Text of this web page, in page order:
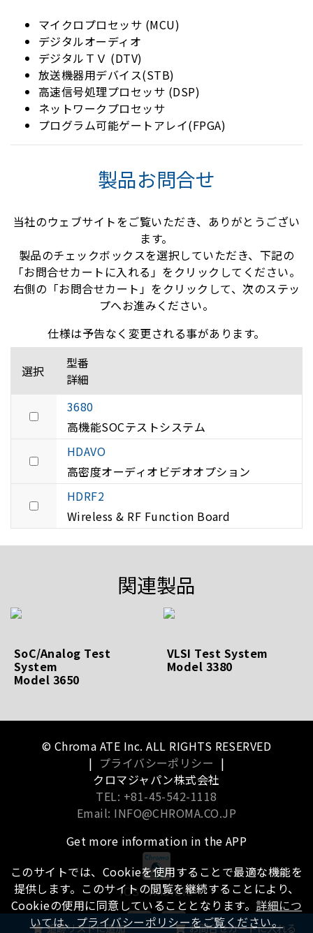
マイクロプロセッサ (MCU)
デジタルオーディオ
デジタルＴＶ (DTV)
放送機器用デバイス(STB)
高速信号処理プロセッサ (DSP)
ネットワークプロセッサ
プログラム可能ゲートアレイ(FPGA)
製品お問合せ
当社のウェブサイトをご覧いただき、ありがとうござい
ます。
製品のチェックボックスを選択していただき、下記の
「お問合せカートに入れる」をクリックしてください。
右側の「お問合せカート」をクリックして、次のステッ
プへお進みください。
仕様は予告なく変更される事があります。
選択
型番
詳細
3680
高機能SOCテストシステム
HDAVO
高密度オーディオビデオオプション
HDRF2
Wireless & RF Function Board
関連製品
SoC/Analog Test
System
Model 3650
VLSI Test System
Model 3380
追跡リストに追加 お問合せカートに入れる
© Chroma ATE Inc. ALL RIGHTS RESERVED
| プライバシーポリシー |
クロマジャパン株式会社
TEL: +81-45-542-1118
Email: INFO@CHROMA.CO.JP
Get more information in the APP
iOS Android
このサイトでは、Cookieを使用することで最適な機能を
提供します。このサイトの閲覧を継続することにより、
Cookieの使用に同意していることとなります。 詳細につ
いては、プライバシーポリシーをご覧ください。